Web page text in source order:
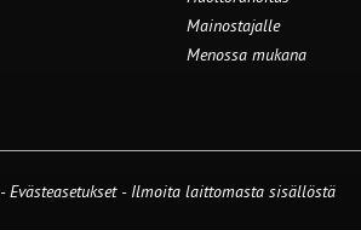
Mainostajalle
Menossa mukana
-Evästeasetukset- Ilmoita laittomasta sisällöstä